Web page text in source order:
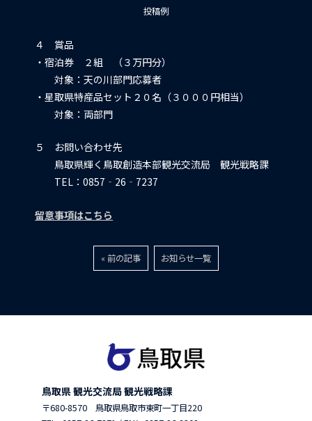
投稿例
４ 賞品
・宿泊券 ２組 （３万円分）
対象：天の川部門応募者
・星取県特産品セット２０名（３０００円相当）
対象：両部門
５ お問い合わせ先
鳥取県輝く鳥取創造本部観光交流局 観光戦略課
TEL：0857‐26‐7237
留意事項はこちら
« 前の記事 お知らせ一覧
鳥取県 観光交流局 観光戦略課
〒680-8570 鳥取県鳥取市東町一丁目220